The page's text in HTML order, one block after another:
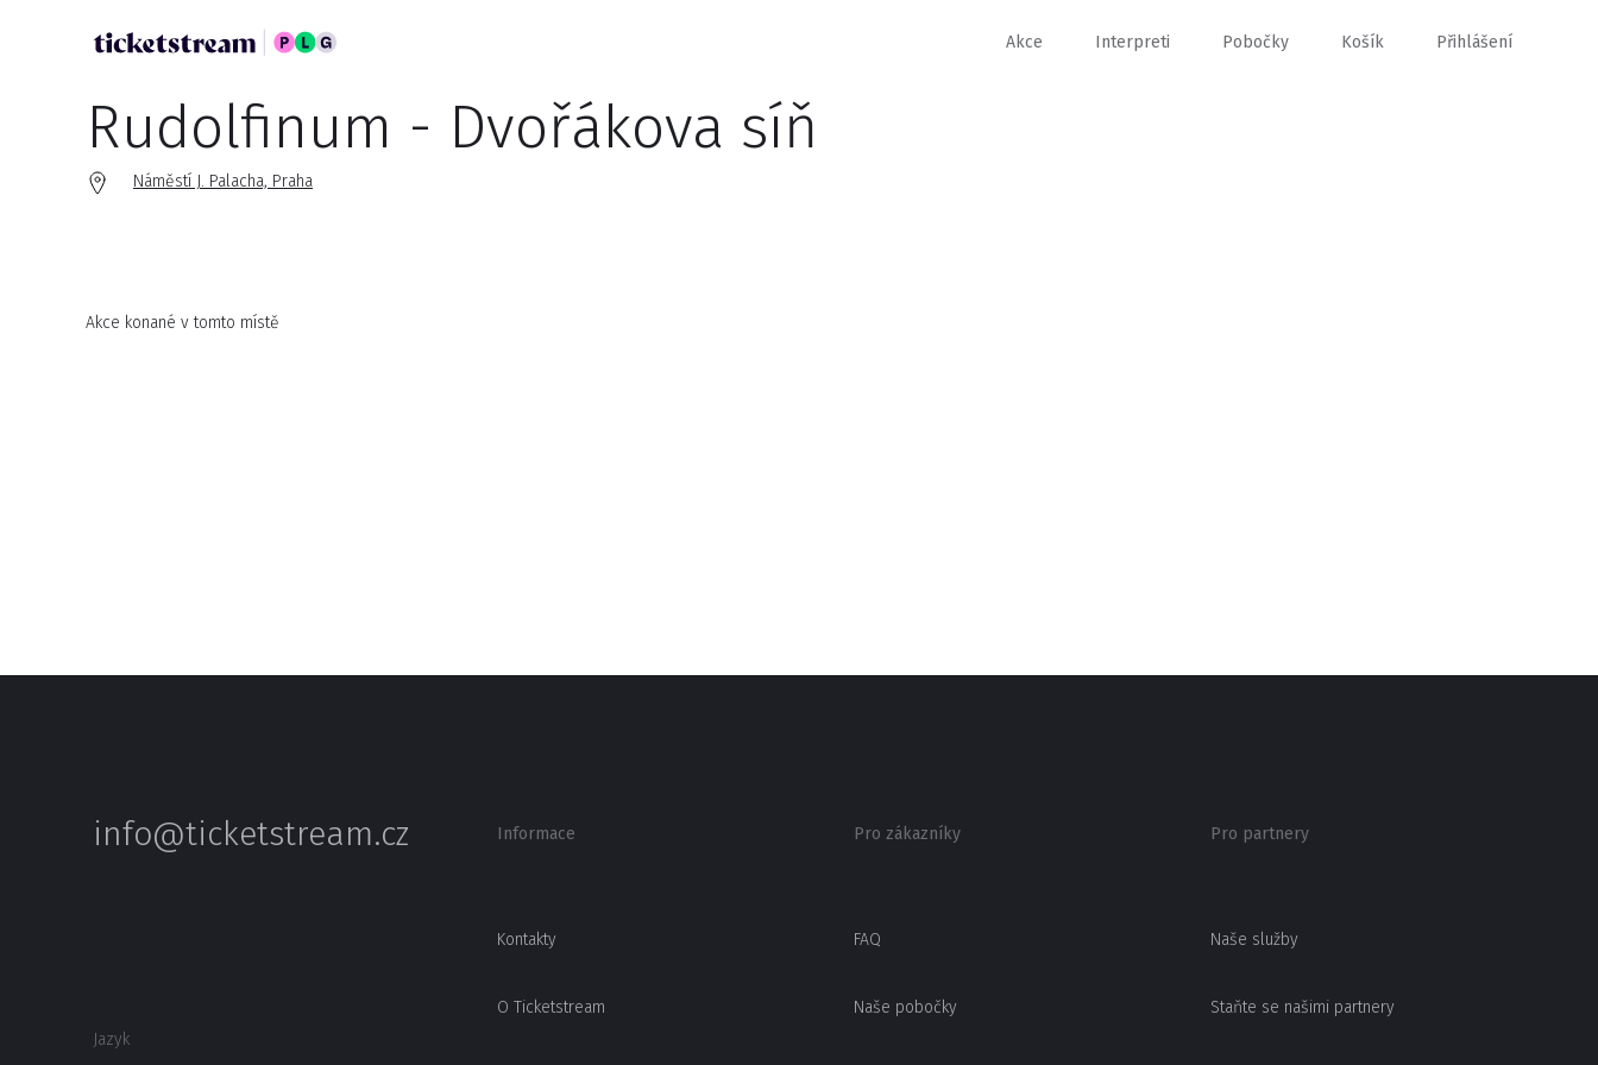
Akce Interpreti Pobočky Košík Přihlášení
Rudolfinum - Dvořákova síň
Náměstí J. Palacha, Praha
Akce konané v tomto místě
info@ticketstream.cz
Jazyk
Informace
Kontakty
O Ticketstream
Pro zákazníky
FAQ
Naše pobočky
Pro partnery
Naše služby
Staňte se našimi partnery